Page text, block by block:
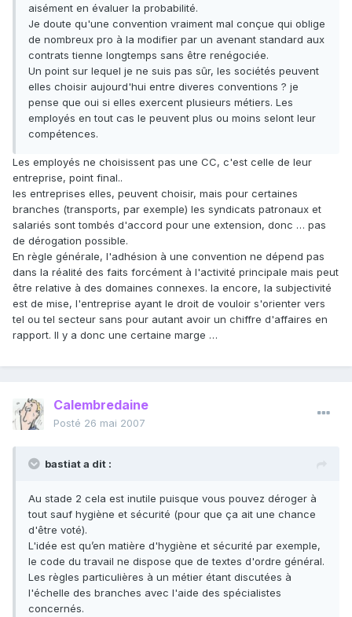
aisément en évaluer la probabilité.
Je doute qu'une convention vraiment mal conçue qui oblige
de nombreux pro à la modifier par un avenant standard aux
contrats tienne longtemps sans être renégociée.
Un point sur lequel je ne suis pas sûr, les sociétés peuvent
elles choisir aujourd'hui entre diveres conventions ? je
pense que oui si elles exercent plusieurs métiers. Les
employés en tout cas le peuvent plus ou moins selont leur
compétences.
Les employés ne choisissent pas une CC, c'est celle de leur
entreprise, point final..
les entreprises elles, peuvent choisir, mais pour certaines
branches (transports, par exemple) les syndicats patronaux et
salariés sont tombés d'accord pour une extension, donc … pas
de dérogation possible.
En règle générale, l'adhésion à une convention ne dépend pas
dans la réalité des faits forcément à l'activité principale mais peut
être relative à des domaines connexes. la encore, la subjectivité
est de mise, l'entreprise ayant le droit de vouloir s'orienter vers
tel ou tel secteur sans pour autant avoir un chiffre d'affaires en
rapport. Il y a donc une certaine marge …
Calembredaine
Posté 26 mai 2007
bastiat a dit :
Au stade 2 cela est inutile puisque vous pouvez déroger à
tout sauf hygiène et sécurité (pour que ça ait une chance
d'être voté).
L'idée est qu’en matière d'hygiène et sécurité par exemple,
le code du travail ne dispose que de textes d'ordre général.
Les règles particulières à un métier étant discutées à
l'échelle des branches avec l'aide des spécialistes
concernés.